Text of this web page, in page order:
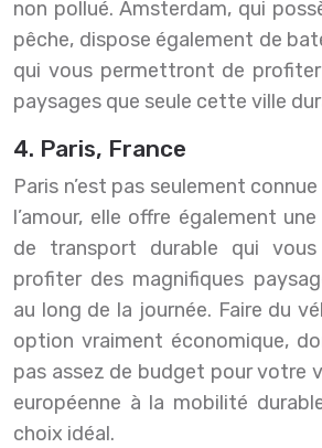
non pollué. Amsterdam, qui
pêche, dispose également de
qui vous permettront de
paysages que seule cette ville
4. Paris, France
Paris n’est pas seulement
l’amour, elle offre également
de transport durable qui
profiter des magnifiques
au long de la journée. Faire du
option vraiment économique,
pas assez de budget pour votre
européenne à la mobilité
choix idéal.